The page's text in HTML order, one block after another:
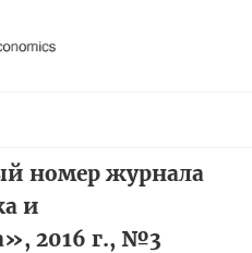
номер журнала
и
2016 г., №3